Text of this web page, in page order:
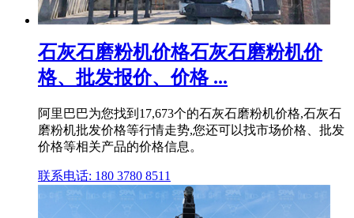
石灰石磨粉机价格石灰石磨粉机价
格、批发报价、价格 ...
阿里巴巴为您找到17,673个的石灰石磨粉机价格,石灰石
磨粉机批发价格等行情走势,您还可以找市场价格、批发
价格等相关产品的价格信息。
联系电话: 180 3780 8511